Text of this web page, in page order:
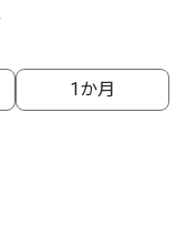
1か月